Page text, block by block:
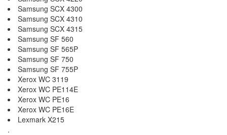
Samsung SCX 4300
Samsung SCX 4310
Samsung SCX 4315
Samsung SF 560
Samsung SF 565P
Samsung SF 750
Samsung SF 755P
Xerox WC 3119
Xerox WC PE114E
Xerox WC PE16
Xerox WC PE16E
Lexmark X215
.